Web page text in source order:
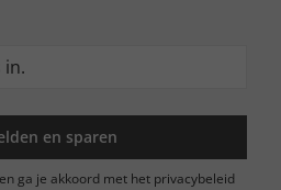
en sparen
ga je akkoord met het privacybeleid